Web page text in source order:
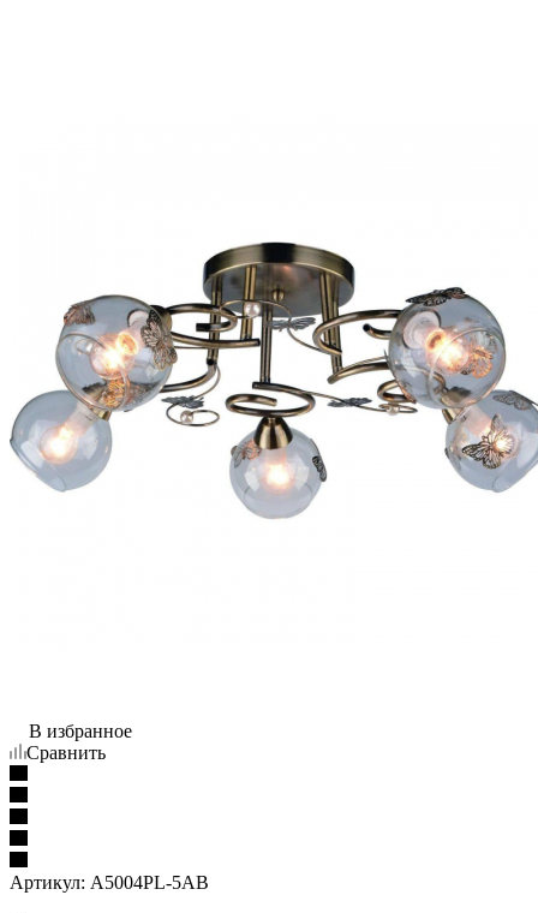
В избранное
Сравнить
Артикул: A5004PL-5AB